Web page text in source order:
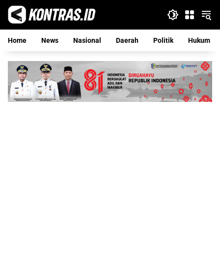
Langsung
konten
Home
News Nasional Daerah Politik Hukum